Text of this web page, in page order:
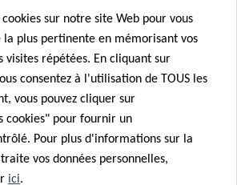
mentale
antérieures à
l’infection au
affectent la
guérison
Shifts in
human gut
microbiome
due to COVID-
cookies sur notre site Web pour vous
plus pertinente en mémorisant vos
visites répétées. En cliquant sur
consentez à l'utilisation de TOUS les
vous pouvez cliquer sur
cookies" pour fournir un
Pour plus d'informations sur la
vos données personnelles,
ici.